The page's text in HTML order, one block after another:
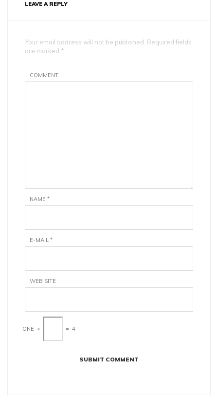
LEAVE A REPLY
Your email address will not be published. Required fields
are marked *
COMMENT
NAME *
E-MAIL *
WEB SITE
ONE × = 4